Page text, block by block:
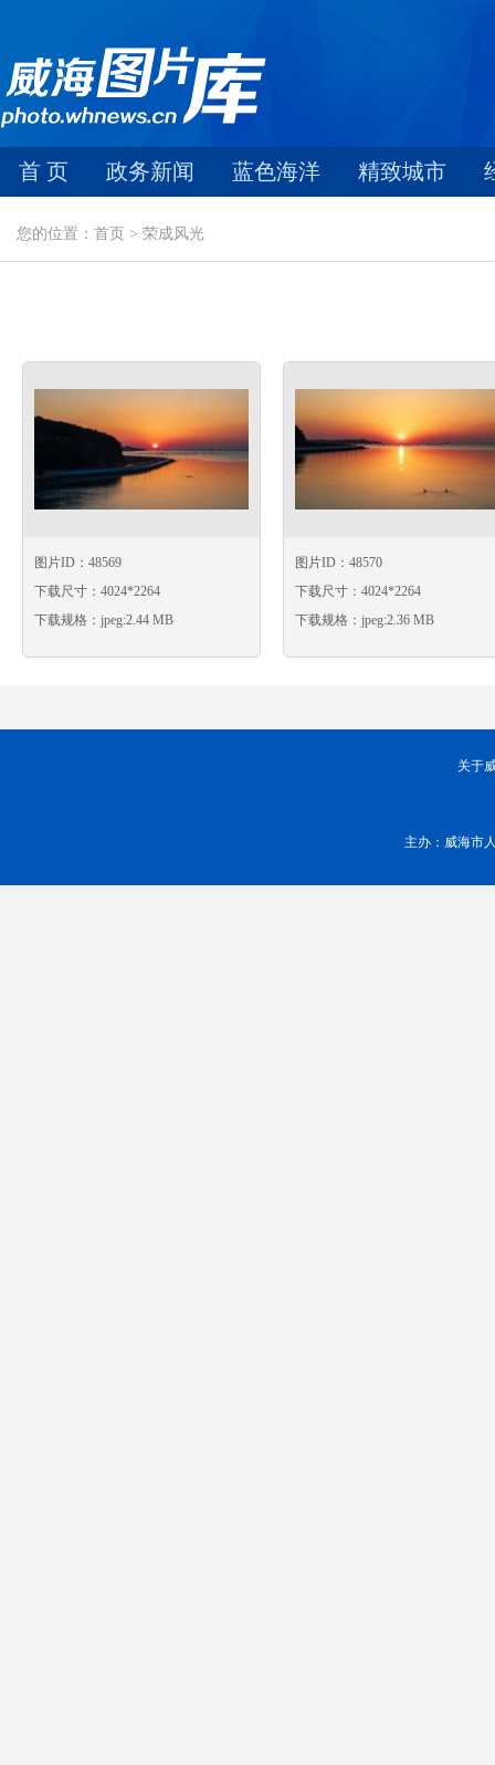
首 页 政务新闻 蓝色海洋 精致城市
您的位置：首页 > 荣成风光
图片ID：48569
下载尺寸：4024*2264
下载规格：jpeg:2.44 MB
图片ID：48570
下载尺寸：4024*2264
下载规格：jpeg:2.36 MB
关于
主办：威海市